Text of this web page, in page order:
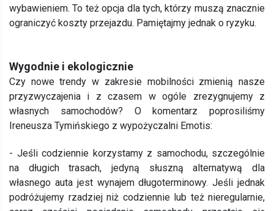
wybawieniem. To też opcja dla tych, którzy muszą znacznie
ograniczyć koszty przejazdu. Pamiętajmy jednak o ryzyku.
Wygodnie i ekologicznie
Czy nowe trendy w zakresie mobilności zmienią nasze
przyzwyczajenia i z czasem w ogóle zrezygnujemy z
własnych samochodów? O komentarz poprosiliśmy
Ireneusza Tymińskiego z wypożyczalni Emotis:
- Jeśli codziennie korzystamy z samochodu, szczególnie
na długich trasach, jedyną słuszną alternatywą dla
własnego auta jest wynajem długoterminowy. Jeśli jednak
podróżujemy rzadziej niż codziennie lub też nieregularnie,